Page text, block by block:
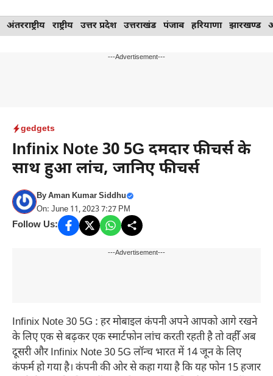
Skip
to
अंतरराष्ट्रीय राष्ट्रीय उत्तर प्रदेश उत्तराखंड पंजाब हरियाणा झारखण्ड
---Advertisement---
gedgets
Infinix Note 30 5G दमदार फीचर्स के
साथ हुआ लांच, जानिए फीचर्स
ByAman Kumar Siddhu
On: June 11, 2023 7:27 PM
Follow Us:
---Advertisement---
Infinix Note 30 5G : हर मोबाइल कंपनी अपने आपको आगे रखने
के लिए एक से बढ़कर एक स्मार्टफोन लांच करती रहती है तो वहीँ अब
दूसरी और Infinix Note 30 5G लॉन्च भारत में 14 जून के लिए
कंफर्म हो गया है। कंपनी की ओर से कहा गया है कि यह फोन 15 हजार